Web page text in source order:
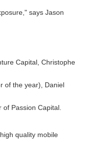
says Jason
Capital, Christophe
of the year), Daniel
of Passion Capital.
quality mobile